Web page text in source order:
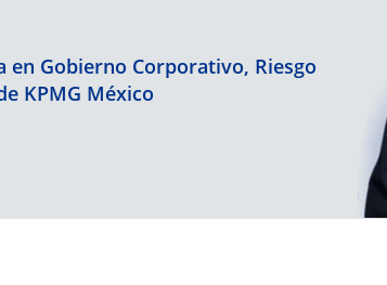
en Gobierno Corporativo, Riesgo
KPMG México